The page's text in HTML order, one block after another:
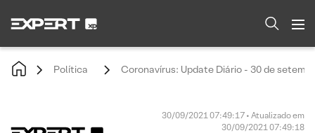
Política Coronavírus: Update Diário - 30 de
30/09/2021 07:49:17 • Atualizado em
30/09/2021 07:49:18